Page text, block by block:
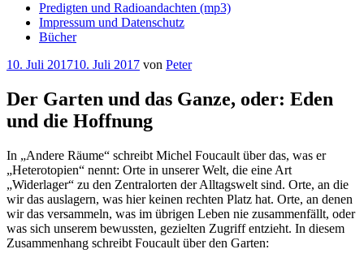
Predigten und Radioandachten (mp3)
Impressum und Datenschutz
Bücher
Veröffentlicht
10. Juli 201710. Juli 2017 von Peter
Der Garten und das Ganze, oder: Eden
und die Hoffnung
In „Andere Räume“ schreibt Michel Foucault über das, was er
„Heterotopien“ nennt: Orte in unserer Welt, die eine Art
„Widerlager“ zu den Zentralorten der Alltagswelt sind. Orte, an die
wir das auslagern, was hier keinen rechten Platz hat. Orte, an denen
wir das versammeln, was im übrigen Leben nie zusammenfällt, oder
was sich unserem bewussten, gezielten Zugriff entzieht. In diesem
Zusammenhang schreibt Foucault über den Garten: